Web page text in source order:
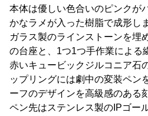
本体は優しい色合いのピンクが
かなラメが入った樹脂で成形し
ガラス製のラインストーンを埋
の台座と、1つ1つ手作業による
赤いキュービックジルコニア石
ップリングには劇中の変装ペン
ーフのデザインを高級感のある
ペン先はステンレス製のIPゴー